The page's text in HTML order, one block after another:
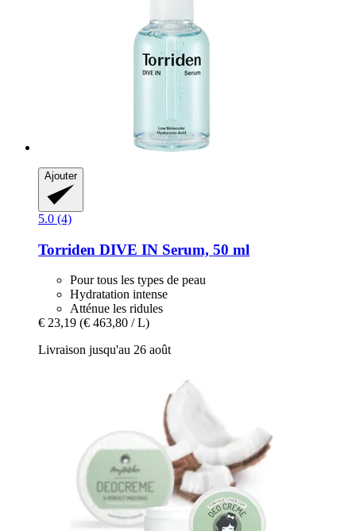
Ajouter
5.0 (4)
Torriden DIVE IN Serum, 50 ml
Pour tous les types de peau
Hydratation intense
Atténue les ridules
€ 23,19 (€ 463,80 / L)
Livraison jusqu'au 26 août